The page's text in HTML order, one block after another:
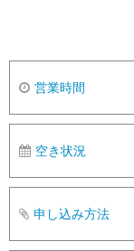
営業時間
空き状況
申し込み方法